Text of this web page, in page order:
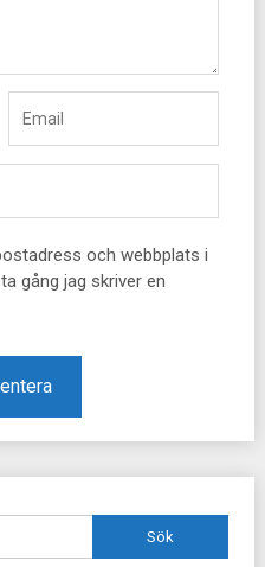
och webbplats i
gång jag skriver en